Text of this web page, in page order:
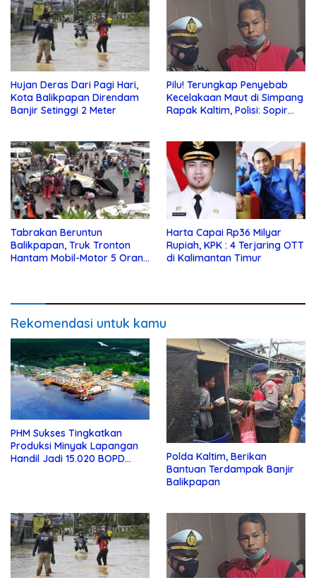
Hujan Deras Dari Pagi Hari,
Kota Balikpapan Direndam
Banjir Setinggi 2 Meter
Pilu! Terungkap Penyebab
Kecelakaan Maut di Simpang
Rapak Kaltim, Polisi: Sopir
Tabrakan Beruntun
Balikpapan, Truk Tronton
Hantam Mobil-Motor 5 Orang
Harta Capai Rp36 Milyar
Rupiah, KPK : 4 Terjaring OTT
di Kalimantan Timur
Rekomendasi untuk kamu
PHM Sukses Tingkatkan
Produksi Minyak Lapangan
Handil Jadi 15.020 BOPD
Polda Kaltim, Berikan
Bantuan Terdampak Banjir
Balikpapan